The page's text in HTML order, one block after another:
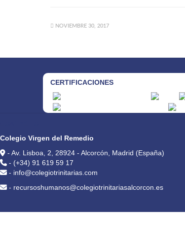
NOVIEMBRE 30, 2017
CERTIFICACIONES
Colegio Virgen del Remedio
- Av. Lisboa, 2, 28924 - Alcorcón, Madrid (España)
- (+34) 91 619 59 17
- info@colegiotrinitarias.com
- recursoshumanos@colegiotrinitariasalcorcon.es